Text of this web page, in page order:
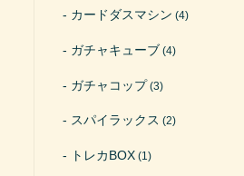
カードダスマシン (4)
ガチャキューブ (4)
ガチャコップ(3)
スパイラックス (2)
トレカBOX (1)